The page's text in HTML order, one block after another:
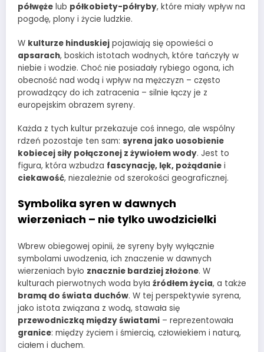
półwęże lub półkobiety-półryby, które miały wpływ na
pogodę, plony i życie ludzkie.
W kulturze hinduskiej pojawiają się opowieści o
apsarach, boskich istotach wodnych, które tańczyły w
niebie i wodzie. Choć nie posiadały rybiego ogona, ich
obecność nad wodą i wpływ na mężczyzn – często
prowadzący do ich zatracenia – silnie łączy je z
europejskim obrazem syreny.
Każda z tych kultur przekazuje coś innego, ale wspólny
rdzeń pozostaje ten sam: syrena jako uosobienie
kobiecej siły połączonej z żywiołem wody. Jest to
figura, która wzbudza fascynację, lęk, pożądanie i
ciekawość, niezależnie od szerokości geograficznej.
Symbolika syren w dawnych
wierzeniach – nie tylko uwodzicielki
Wbrew obiegowej opinii, że syreny były wyłącznie
symbolami uwodzenia, ich znaczenie w dawnych
wierzeniach było znacznie bardziej złożone. W
kulturach pierwotnych woda była źródłem życia, a także
bramą do świata duchów. W tej perspektywie syrena,
jako istota związana z wodą, stawała się
przewodniczką między światami – reprezentowała
granice: między życiem i śmiercią, człowiekiem i naturą,
ciałem i duchem.